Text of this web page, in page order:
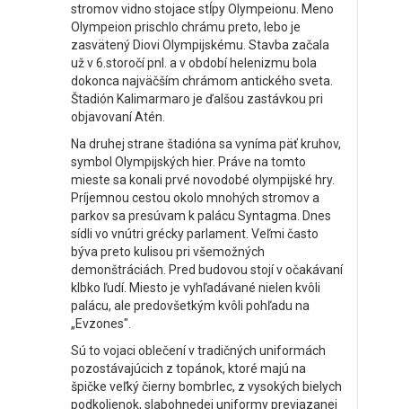
stromov vidno stojace stĺpy Olympeionu. Meno
Olympeion prischlo chrámu preto, lebo je
zasvätený Diovi Olympijskému. Stavba začala
už v 6.storočí pnl. a v období helenizmu bola
dokonca najväčším chrámom antického sveta.
Štadión Kalimarmaro je ďalšou zastávkou pri
objavovaní Atén.
Na druhej strane štadióna sa vyníma päť kruhov,
symbol Olympijských hier. Práve na tomto
mieste sa konali prvé novodobé olympijské hry.
Príjemnou cestou okolo mnohých stromov a
parkov sa presúvam k palácu Syntagma. Dnes
sídli vo vnútri grécky parlament. Veľmi často
býva preto kulisou pri všemožných
demonštráciách. Pred budovou stojí v očakávaní
klbko ľudí. Miesto je vyhľadávané nielen kvôli
palácu, ale predovšetkým kvôli pohľadu na
„Evzones".
Sú to vojaci oblečení v tradičných uniformách
pozostávajúcich z topánok, ktoré majú na
špičke veľký čierny bombrlec, z vysokých bielych
podkolienok, slabohnedej uniformy previazanej